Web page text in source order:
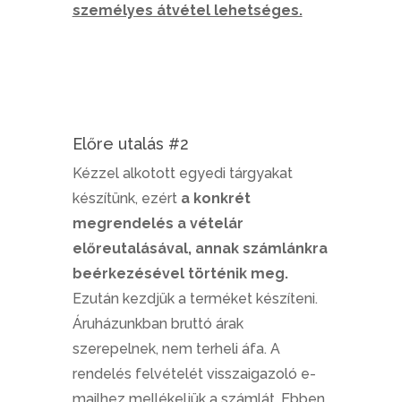
személyes átvétel lehetséges.
Előre utalás #2
Kézzel alkotott egyedi tárgyakat
készítünk, ezért a konkrét
megrendelés a vételár
előreutalásával, annak számlánkra
beérkezésével történik meg.
Ezután kezdjük a terméket készíteni.
Áruházunkban bruttó árak
szerepelnek, nem terheli áfa. A
rendelés felvételét visszaigazoló e-